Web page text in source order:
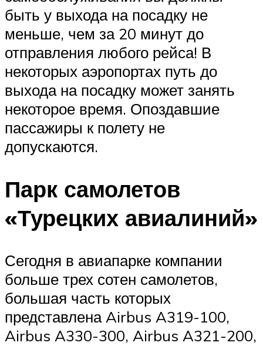
быть у выхода на посадку не
меньше, чем за 20 минут до
отправления любого рейса! В
некоторых аэропортах путь до
выхода на посадку может занять
некоторое время. Опоздавшие
пассажиры к полету не
допускаются.
Парк самолетов
«Турецких авиалиний»
Сегодня в авиапарке компании
больше трех сотен самолетов,
большая часть которых
представлена Airbus A319-100,
Airbus A330-300, Airbus A321-200,